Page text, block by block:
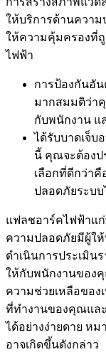
ความช่วยเหลือของ
ที่ทำงานของคุณแล
ได้อย่างง่ายดาย ห
อาจเกิดขึ้นดังกล่าว
คุณสามารถ
ความปลอด
และหลีกเลี่ยงอันตร
สามารถเลือกการ
ติดตามผล คุณควร
หน่วยการผลิตอบรม
อบรมความปลอดภั
เต็มที่สำหรับผู้ปฏิบั
ด้านความปลอดภัยท
เกี่ยวข้องกับการฝึ